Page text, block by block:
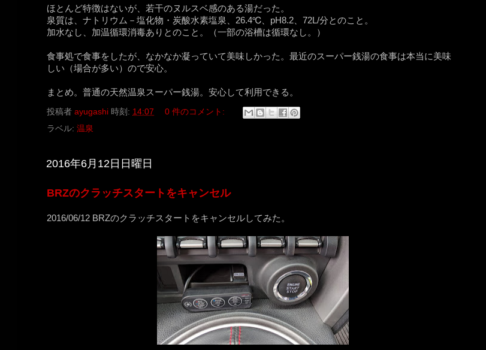
ほとんど特徴はないが、若干のヌルスベ感のある湯だった。
泉質は、ナトリウム－塩化物・炭酸水素塩泉、26.4℃、pH8.2、72L/分とのこと。
加水なし、加温循環消毒ありとのこと。（一部の浴槽は循環なし。）
食事処で食事をしたが、なかなか凝っていて美味しかった。最近のスーパー銭湯の食事は本当に美味
しい（場合が多い）ので安心。
まとめ。普通の天然温泉スーパー銭湯。安心して利用できる。
投稿者 ayugashi 時刻: 14:07
0 件のコメント:
ラベル: 温泉
2016年6月12日日曜日
BRZのクラッチスタートをキャンセル
2016/06/12 BRZのクラッチスタートをキャンセルしてみた。